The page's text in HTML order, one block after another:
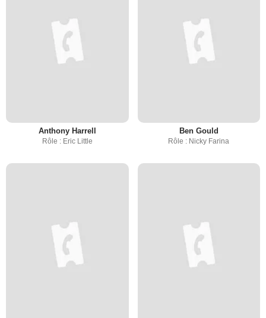
Anthony Harrell
Rôle : Eric Little
Ben Gould
Rôle : Nicky Farina